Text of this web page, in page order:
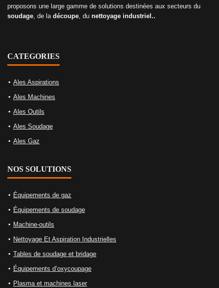
proposons une large gamme de solutions destinées aux secteurs du
soudage, de la découpe, du nettoyage industriel..
CATEGORIES
Ales Aspirations
Ales Machines
Ales Outils
Ales Soudage
Ales Gaz
NOS SOLUTIONS
Équipements de gaz
Équipements de soudage
Machine-outils
Nettoyage Et Aspiration Industrielles
Tables de soudage et bridage
Équipements d’oxycoupage
Plasma et machines laser